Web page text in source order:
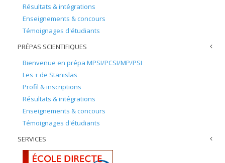
Résultats & intégrations
Enseignements & concours
Témoignages d'étudiants
PRÉPAS SCIENTIFIQUES
Bienvenue en prépa MPSI/PCSI/MP/PSI
Les + de Stanislas
Profil & inscriptions
Résultats & intégrations
Enseignements & concours
Témoignages d'étudiants
SERVICES